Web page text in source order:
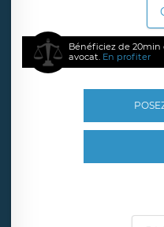
Bénéficiez de
avocat. En profiter